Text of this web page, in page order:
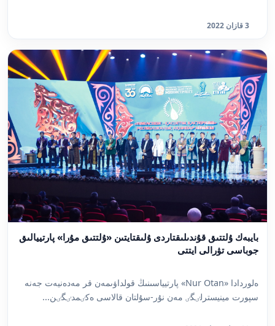
3 قازان 2022
بايبەك ۇلتتىق قۇندىلىقتاردى ۇلىقتايتىن «ۇلتتىق مۇرا» پارتييالىق
جوباسى تۋرالى ايتتى
ەلوردادا «Nur Otan» پارتيياسىنىڭ قولداۋىمەن قر مەدەنيەت جەنە
سپورت مينيسترلٸگٸ مەن نۇر-سۇلتان قالاسى ەكٸمدٸگٸن...